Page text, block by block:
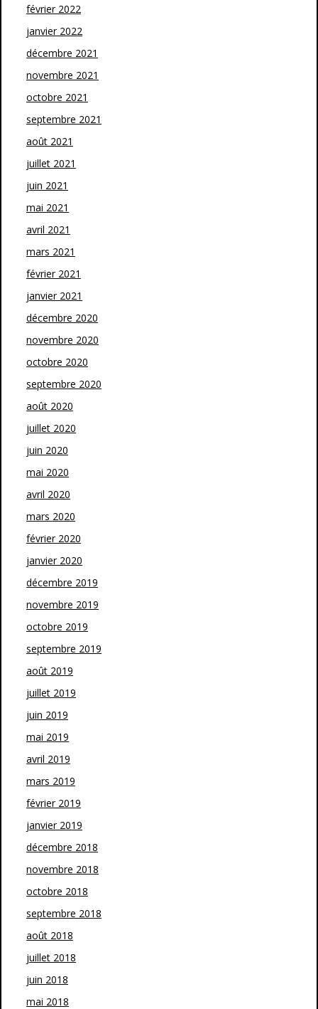
février 2022
janvier 2022
décembre 2021
novembre 2021
octobre 2021
septembre 2021
août 2021
juillet 2021
juin 2021
mai 2021
avril 2021
mars 2021
février 2021
janvier 2021
décembre 2020
novembre 2020
octobre 2020
septembre 2020
août 2020
juillet 2020
juin 2020
mai 2020
avril 2020
mars 2020
février 2020
janvier 2020
décembre 2019
novembre 2019
octobre 2019
septembre 2019
août 2019
juillet 2019
juin 2019
mai 2019
avril 2019
mars 2019
février 2019
janvier 2019
décembre 2018
novembre 2018
octobre 2018
septembre 2018
août 2018
juillet 2018
juin 2018
mai 2018